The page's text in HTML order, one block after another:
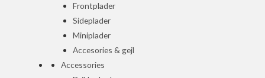
Frontplader
Sideplader
Miniplader
Accesories & gejl
Accessories